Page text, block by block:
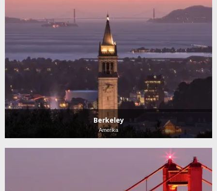
Berkeley
Amerika